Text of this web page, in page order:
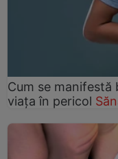
Cum se manifestă
viaţa în pericol